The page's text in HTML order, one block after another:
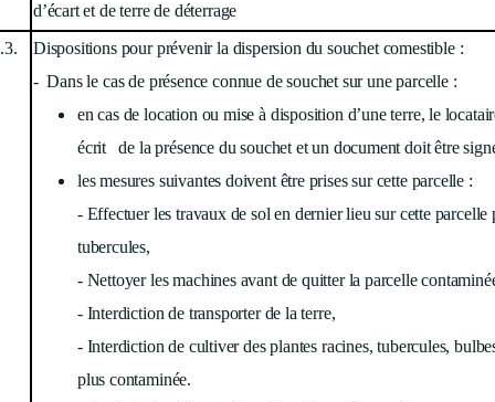
d’écart et de terre de déterrage
Dispositions pour prévenir la dispersion du souchet comestible :
- Dans le cas de présence connue de souchet sur une parcelle :
en cas de location ou mise à disposition d’une terre, le
écrit de la présence du souchet et un document doit être
les mesures suivantes doivent être prises sur cette parcelle :
- Effectuer les travaux de sol en dernier lieu sur cette
tubercules,
- Nettoyer les machines avant de quitter la parcelle
- Interdiction de transporter de la terre,
- Interdiction de cultiver des plantes racines, tubercules,
plus contaminée.